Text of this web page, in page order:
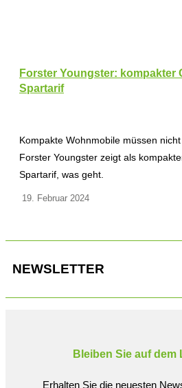
Forster Youngster: kompakter
Spartarif
Kompakte Wohnmobile müssen
Forster Youngster zeigt als
Spartarif, was geht.
19. Februar 2024
NEWSLETTER
Bleiben Sie auf dem
Erhalten Sie die neuesten